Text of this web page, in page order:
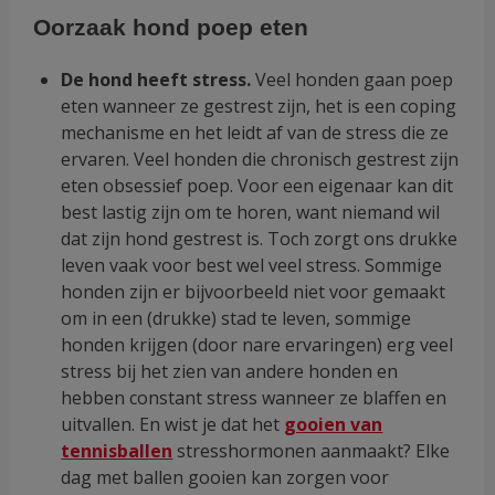
Oorzaak hond poep eten
De hond heeft stress.Veel honden gaan poep
eten wanneer ze gestrest zijn, het is een coping
mechanisme en het leidt af van de stress die ze
ervaren. Veel honden die chronisch gestrest zijn
eten obsessief poep. Voor een eigenaar kan dit
best lastig zijn om te horen, want niemand wil
dat zijn hond gestrest is. Toch zorgt ons drukke
leven vaak voor best wel veel stress. Sommige
honden zijn er bijvoorbeeld niet voor gemaakt
om in een (drukke) stad te leven, sommige
honden krijgen (door nare ervaringen) erg veel
stress bij het zien van andere honden en
hebben constant stress wanneer ze blaffen en
uitvallen. En wist je dat het gooien van
tennisballen stresshormonen aanmaakt? Elke
dag met ballen gooien kan zorgen voor